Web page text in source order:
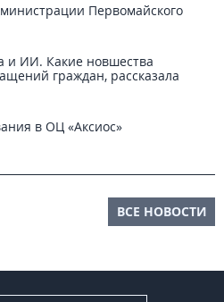
Первомайского
и ИИ. Какие новшества
граждан, рассказала
в ОЦ «Аксиос»
ВСЕ НОВОСТИ